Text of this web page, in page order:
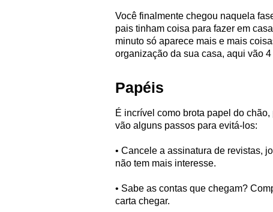
Você finalmente chegou naquela
pais tinham coisa para fazer em
minuto só aparece mais e mais
organização da sua casa, aqui vão
Papéis
É incrível como brota papel do
vão alguns passos para evitá-los:
• Cancele a assinatura de revistas,
não tem mais interesse.
• Sabe as contas que chegam?
carta chegar.